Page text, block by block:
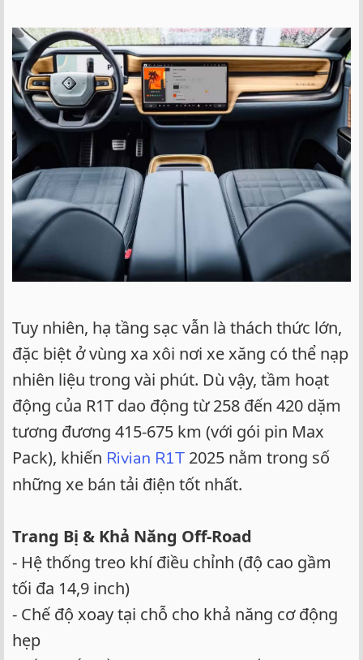
Tuy nhiên, hạ tầng sạc vẫn là thách thức lớn,
đặc biệt ở vùng xa xôi nơi xe xăng có thể nạp
nhiên liệu trong vài phút. Dù vậy, tầm hoạt
động của R1T dao động từ 258 đến 420 dặm
tương đương 415-675 km (với gói pin Max
Pack), khiến Rivian R1T 2025 nằm trong số
những xe bán tải điện tốt nhất.
Trang Bị & Khả Năng Off-Road
- Hệ thống treo khí điều chỉnh (độ cao gầm
tối đa 14,9 inch)
- Chế độ xoay tại chỗ cho khả năng cơ động
hẹp